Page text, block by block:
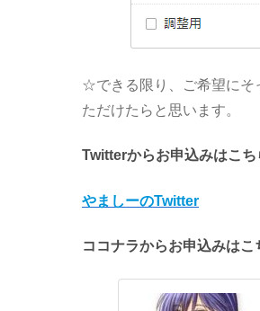
☆できる限り、ご希望にそ
ただけたらと思います。
Twitterからお申込みはこち
やましーのTwitter
ココナラからお申込みはこ